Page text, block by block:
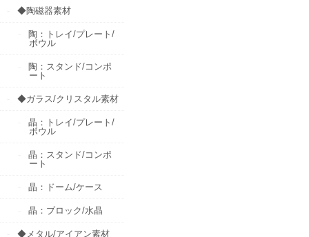
◆陶磁器素材
陶：トレイ/プレート/
ボウル
陶：スタンド/コンポ
ート
◆ガラス/クリスタル素材
晶：トレイ/プレート/
ボウル
晶：スタンド/コンポ
ート
晶：ドーム/ケース
晶：ブロック/水晶
◆メタル/アイアン素材